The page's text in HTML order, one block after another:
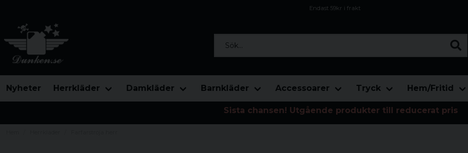
Endast 59kr i frakt
Nyheter Herrkläder Damkläder Barnkläder Accessoarer Tryck Hem/Fritid
Sista chansen! Utgående produkter till reducerat pris